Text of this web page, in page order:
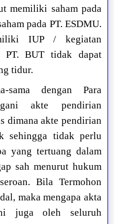
memiliki saham pada
pada PT. ESDMU.
IUP / kegiatan
PT. BUT tidak dapat
tidur.
sama dengan Para
akte pendirian
dimana akte pendirian
sehingga tidak perlu
yang tertuang dalam
sah menurut hukum
Bila Termohon
maka mengapa akta
juga oleh seluruh